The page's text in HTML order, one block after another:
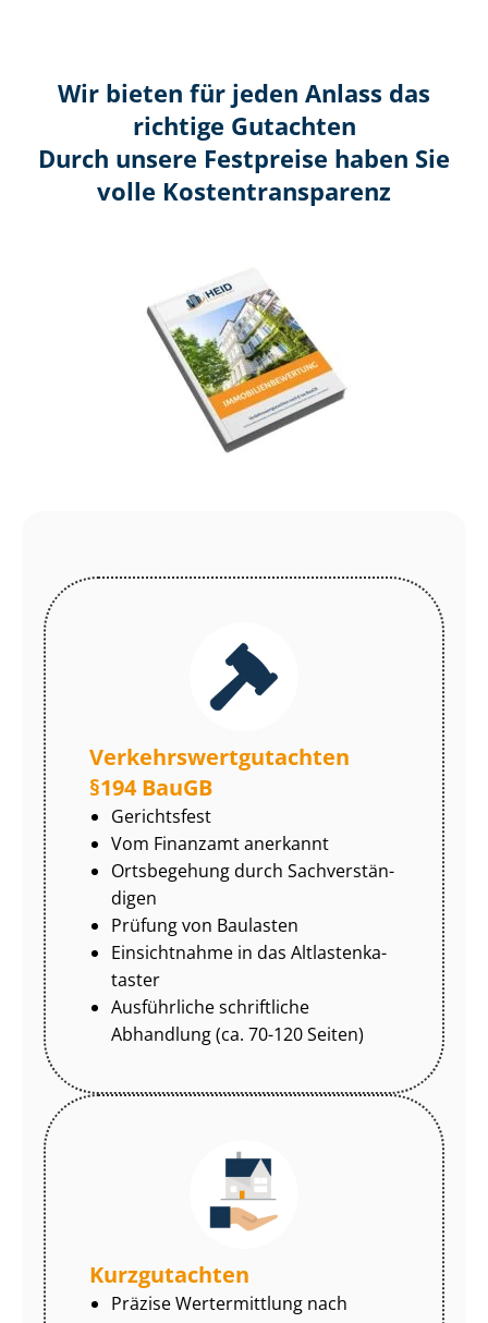
Wir bieten für jeden Anlass das
richtige Gutachten
Durch unsere Festpreise haben Sie
volle Kosten­transparenz
Ver­kehrs­wert­gut­ach­ten
§194 BauGB
Gerichtsfest
Vom Finanzamt anerkannt
Ortsbegehung durch Sach­ver­stän­
di­gen
Prüfung von Baulasten
Einsichtnahme in das Alt­las­ten­ka­
tas­ter
Ausführliche schriftliche
Abhandlung (ca. 70-120 Seiten)
Kurzgutachten
Präzise Wertermittlung nach